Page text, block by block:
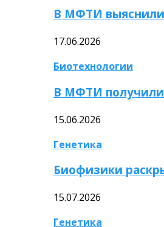
В МФТИ выяснили
17.06.2026
Биотехнологии
В МФТИ получили
15.06.2026
Генетика
Биофизики
15.07.2026
Генетика